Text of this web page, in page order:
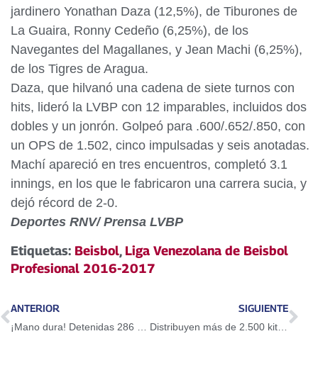
jardinero Yonathan Daza (12,5%), de Tiburones de
La Guaira, Ronny Cedeño (6,25%), de los
Navegantes del Magallanes, y Jean Machi (6,25%),
de los Tigres de Aragua.
Daza, que hilvanó una cadena de siete turnos con
hits, lideró la LVBP con 12 imparables, incluidos dos
dobles y un jonrón. Golpeó para .600/.652/.850, con
un OPS de 1.502, cinco impulsadas y seis anotadas.
Machí apareció en tres encuentros, completó 3.1
innings, en los que le fabricaron una carrera sucia, y
dejó récord de 2-0.
Deportes RNV/ Prensa LVBP
Etiquetas: Beisbol, Liga Venezolana de Beisbol
Profesional 2016-2017
ANTERIOR
¡Mano dura! Detenidas 286 personas por actos vandálicos en Ciudad Bolívar
SIGUIENTE
Distribuyen más de 2.500 kits de repuestos a mototaxistas en Barinas